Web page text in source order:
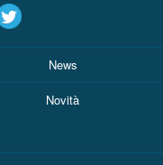
News
Novità